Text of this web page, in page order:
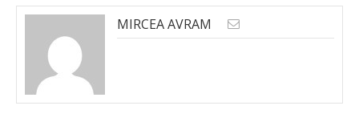
MIRCEA AVRAM